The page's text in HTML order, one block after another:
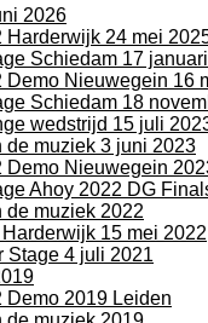
2026
Harderwijk 24 mei
Schiedam 17
Demo Nieuwegein 16
Schiedam 18
wedstrijd 15 juli
de muziek 3 juni 2023
Demo Nieuwegein
Ahoy 2022 DG
de muziek 2022
15 mei 2022
Stage 4 juli 2021
Demo 2019 Leiden